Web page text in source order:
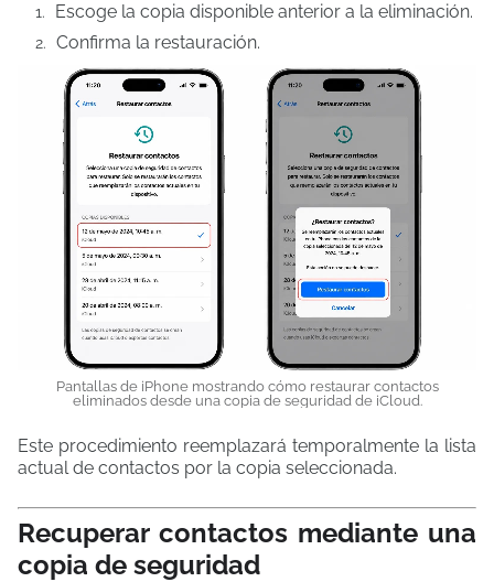
Escoge la copia disponible anterior a la eliminación.
Confirma la restauración.
Pantallas de iPhone mostrando cómo restaurar contactos
eliminados desde una copia de seguridad de iCloud.
Este procedimiento reemplazará temporalmente la lista
actual de contactos por la copia seleccionada.
Recuperar contactos mediante una
copia de seguridad